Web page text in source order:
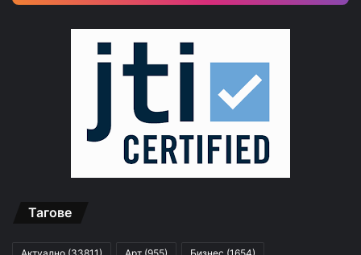
Тагове